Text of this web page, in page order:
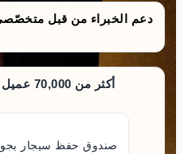
دعم الخبراء من قبل
أكثر من 70,000 عميل راضٍ منذ سنة 1999
صندوق حفظ سيجار